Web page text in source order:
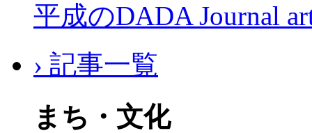
平成のDADA Journal
› 記事一覧
まち・文化